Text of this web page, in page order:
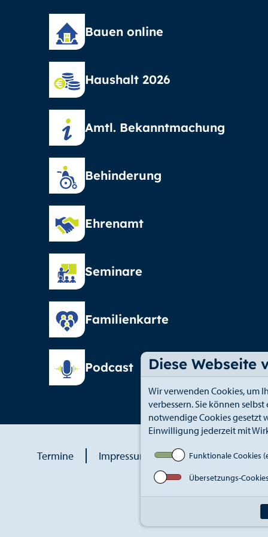
Diese Webseite
Wir verwenden Cookies, um
verbessern. Sie können
notwendige Cookies gesetzt
Einwilligung jederzeit mit
Funktionale Cookies
Übersetzungs-
Bauen online
Haushalt 2026
Amtl. Bekanntmachung
Behinderung
Ehrenamt
Seminare
Familienkarte
Podcast
Termine Impressum Datenschutz